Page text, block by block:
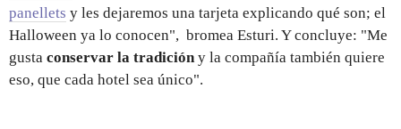
panellets y les dejaremos una tarjeta explicando qué son; el
Halloween ya lo conocen", bromea Esturi. Y concluye: "Me
gusta conservar la tradición y la compañía también quiere
eso, que cada hotel sea único".